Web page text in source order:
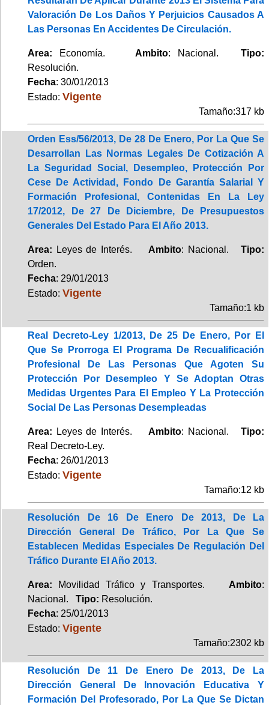
Valoración De Los Daños Y Perjuicios Causados A
Las Personas En Accidentes De Circulación.
Area: Economía. Ambito: Nacional.Tipo:
Resolución.
Fecha: 30/01/2013
Estado: Vigente
Tamaño:317 kb
Orden Ess/56/2013, De 28 De Enero, Por La Que Se
Desarrollan Las Normas Legales De Cotización A
La Seguridad Social, Desempleo, Protección Por
Cese De Actividad, Fondo De Garantía Salarial Y
Formación Profesional, Contenidas En La Ley
17/2012, De 27 De Diciembre, De Presupuestos
Generales Del Estado Para El Año 2013.
Area: Leyes de Interés. Ambito: Nacional.Tipo:
Orden.
Fecha: 29/01/2013
Estado: Vigente
Tamaño:1 kb
Real Decreto-Ley 1/2013, De 25 De Enero, Por El
Que Se Prorroga El Programa De Recualificación
Profesional De Las Personas Que Agoten Su
Protección Por Desempleo Y Se Adoptan Otras
Medidas Urgentes Para El Empleo Y La Protección
Social De Las Personas Desempleadas
Area: Leyes de Interés.Ambito: Nacional.Tipo:
Real Decreto-Ley.
Fecha: 26/01/2013
Estado: Vigente
Tamaño:12 kb
Resolución De 16 De Enero De 2013, De La
Dirección General De Tráfico, Por La Que Se
Establecen Medidas Especiales De Regulación Del
Tráfico Durante El Año 2013.
Area: Movilidad Tráfico y Transportes. Ambito:
Nacional. Tipo: Resolución.
Fecha: 25/01/2013
Estado: Vigente
Tamaño:2302 kb
Resolución De 11 De Enero De 2013, De La
Dirección General De Innovación Educativa Y
Formación Del Profesorado, Por La Que Se Dictan